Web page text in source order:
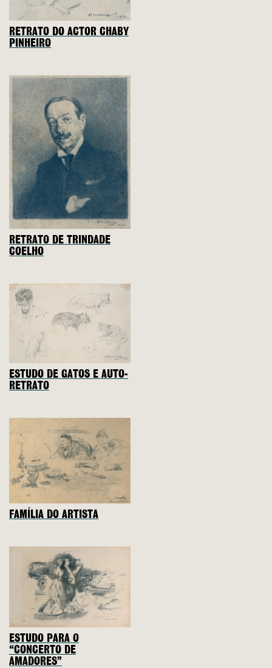
RETRATO DO ACTOR CHABY
PINHEIRO
RETRATO DE TRINDADE
COELHO
ESTUDO DE GATOS E AUTO-
RETRATO
FAMÍLIA DO ARTISTA
ESTUDO PARA O
“CONCERTO DE
AMADORES”